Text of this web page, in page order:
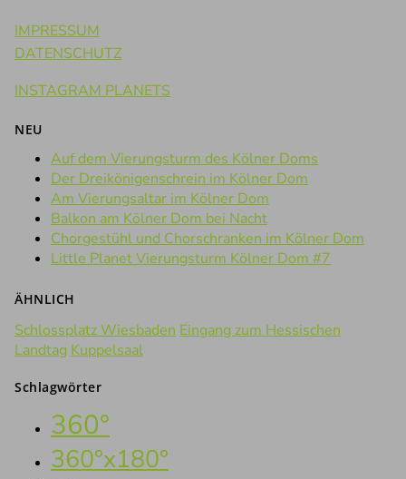
IMPRESSUM
DATENSCHUTZ
INSTAGRAM PLANETS
NEU
Auf dem Vierungsturm des Kölner Doms
Der Dreikönigenschrein im Kölner Dom
Am Vierungsaltar im Kölner Dom
Balkon am Kölner Dom bei Nacht
Chorgestühl und Chorschranken im Kölner Dom
Little Planet Vierungsturm Kölner Dom #7
ÄHNLICH
Schlossplatz Wiesbaden Eingang zum Hessischen
Landtag Kuppelsaal
Schlagwörter
360°
360°x180°